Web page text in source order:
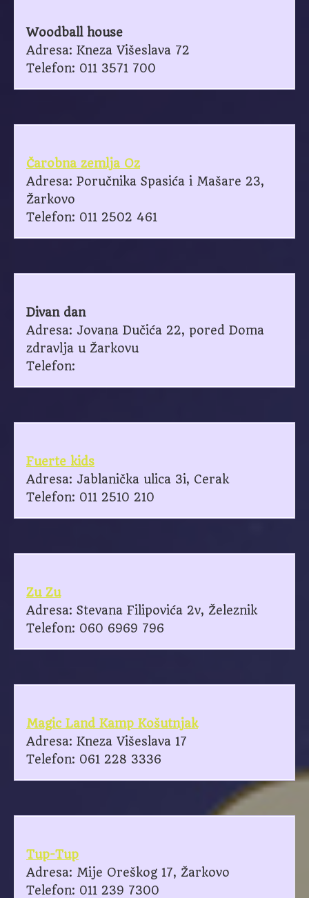
Woodball house
Adresa: Kneza Višeslava 72
Telefon: 011 3571 700
Čarobna zemlja Oz
Adresa: Poručnika Spasića i Mašare 23,
Žarkovo
Telefon: 011 2502 461
Divan dan
Adresa: Jovana Dučića 22, pored Doma
zdravlja u Žarkovu
Telefon:
Fuerte kids
Adresa: Jablanička ulica 3i, Cerak
Telefon: 011 2510 210
Zu Zu
Adresa: Stevana Filipovića 2v, Železnik
Telefon: 060 6969 796
Magic Land Kamp Košutnjak
Adresa: Kneza Višeslava 17
Telefon: 061 228 3336
Tup-Tup
Adresa: Mije Oreškog 17, Žarkovo
Telefon: 011 239 7300